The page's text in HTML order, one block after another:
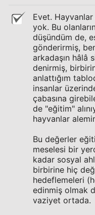
Evet. Hayvanlar
yok. Bu
düşündüm de,
gönderirmiş,
arkadaşın hâlâ
denirmiş,
anlattığım
insanlar
çabasına
de "eğitim"
hayvanlar
Bu değerler
meselesi bir
kadar sosyal
birbirine hiç
hedeflemeleri
edinmiş olmak
vaziyet ortada.